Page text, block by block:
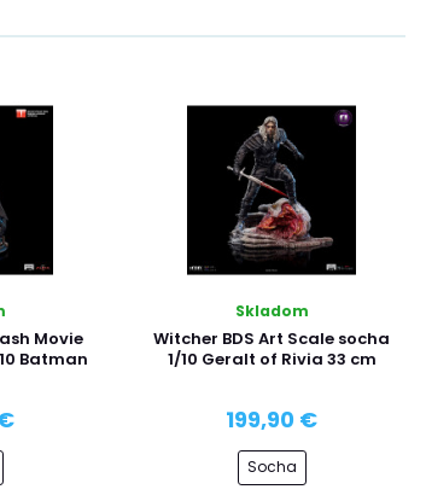
Movie
Batman
Skladom
Witcher BDS Art Scale socha
1/10 Geralt of Rivia 33 cm
199,90 €
Socha